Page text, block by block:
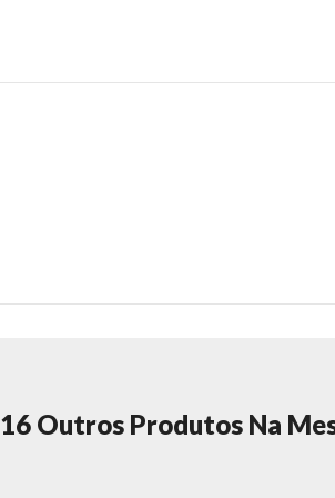
16 Outros Produtos Na